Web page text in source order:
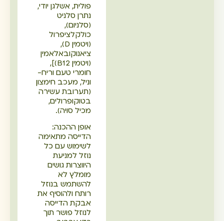
פולית, אשלגן יודי,
נתרן סלניט
(סלניום),
כולקלציפרול
(ויטמין D),
ציאנוקובאלאמין
(ויטמין B12)],
חומרי טעם וריח-
וניל, מעכב חימצון
(תערובת עשירה
בטוקופרולים,
מכיל סויה).
אופן ההכנה:
הדייסה מתאימה
לשימוש עם כל
נוזל למניעת
היווצרות גושים
מומלץ לא
להשתמש בנוזל
רותח ולהוסיף את
אבקת הדייסה
לנוזל פושר תוך